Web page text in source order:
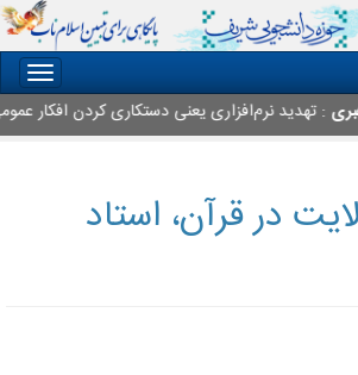
: تهدید نرم‌افزاری یعنی دستکاری کردن افکار
در قرآن، استاد